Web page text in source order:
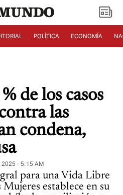
POLÍTICA ECONOMÍA
de los casos
las
condena,
2025 - 5:15 AM
para una Vida Libre
establece en su